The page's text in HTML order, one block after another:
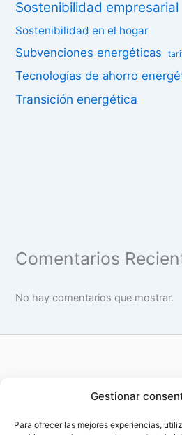
Gestionar
Para ofrecer las mejores experiencias,
Sostenibilidad empresarial
Sostenibilidad en el hogar
Subvenciones energéticas
Tecnologías de ahorro
Transición energética
Comentarios
No hay comentarios que mostrar.